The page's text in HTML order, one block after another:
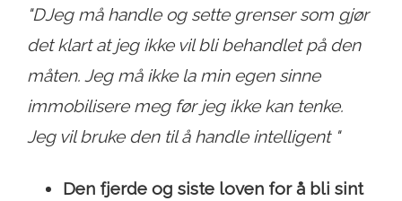
"DJeg må handle og sette grenser som gjør
det klart at jeg ikke vil bli behandlet på den
måten. Jeg må ikke la min egen sinne
immobilisere meg før jeg ikke kan tenke.
Jeg vil bruke den til å handle intelligent "
Den fjerde og siste loven for å bli sint